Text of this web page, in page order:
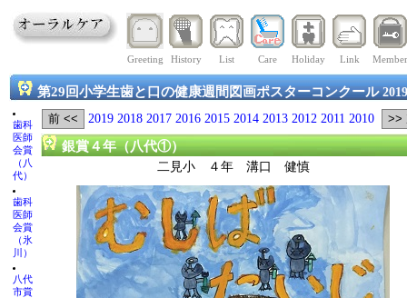
Greeting History List Care Holiday Link Member
第29回小学生歯と口の健康週間図画ポスターコンクール
歯科
医師
会賞
（八
代）
歯科
医師
会賞
（氷
川）
八代
市賞
2019 2018 2017 2016 2015 2014 2013 2012 2011 2010
銀賞４年（八代①）
二見小 ４年 溝口 健慎